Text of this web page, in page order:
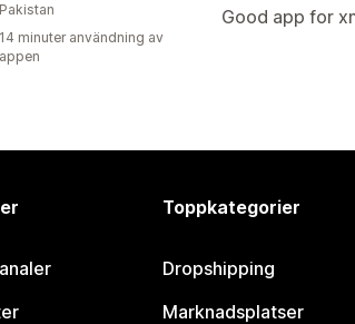
Good app for
Pakistan
14 minuter användning av
appen
Toppkategorier
Dropshipping
Marknadsplatser